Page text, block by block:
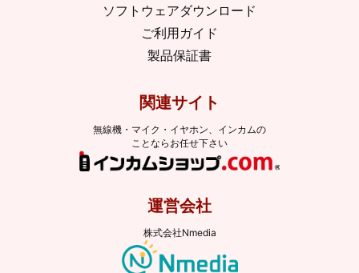
ソフトウェアダウンロード
ご利用ガイド
製品保証書
関連サイト
無線機・マイク・イヤホン、インカムの
ことならお任せ下さい
運営会社
株式会社Nmedia